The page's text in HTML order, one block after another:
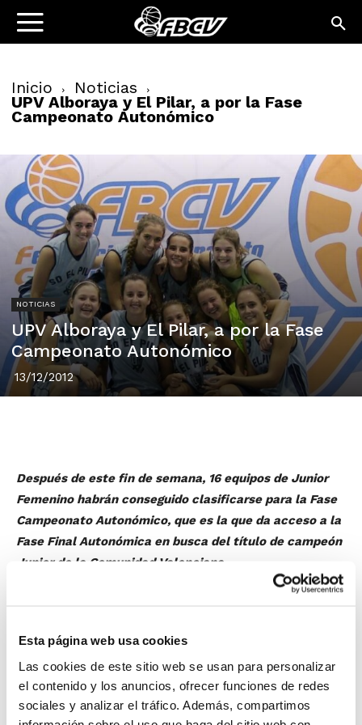
Esta página web usa cookies
Las cookies de este sitio web se usan para personalizar
el contenido y los anuncios, ofrecer funciones de redes
sociales y analizar el tráfico. Además, compartimos
Inicio Noticias
UPV Alboraya y El Pilar, a por la Fase
Campeonato Autonómico
NOTICIAS
UPV Alboraya y El Pilar, a por la Fase
Campeonato Autonómico
13/12/2012
Después de este fin de semana, 16 equipos de Junior
Femenino habrán conseguido clasificarse para la Fase
Campeonato Autonómico, que es la que da acceso a la
Fase Final Autonómica en busca del título de campeón
Junior de la Comunidad Valenciana.
Salvo incidencia, 15 equipos tienen ya asegurada la
Ros Casares Valencia, C.B. Alginet, Denia B.C.,
Fernández Consulting Benissa, BFSB Alicante-Motoval
Torrevieja, C.B. Teixereta, C.B.F. Cabo Mar, C.B.F. Akra
Leuka, Gioseppo Kids CBI y Clivus Bàsquet. La otra